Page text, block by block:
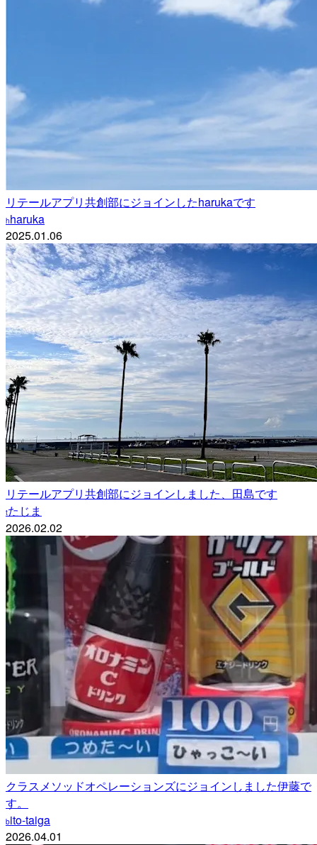
リテールアプリ共創部にジョインしたharukaです
hharuka
2025.01.06
リテールアプリ共創部にジョインしました、田島です
tたじま
2026.02.02
クラスメソッドオペレーションズにジョインしました伊藤で
す。
bito-taiga
2026.04.01